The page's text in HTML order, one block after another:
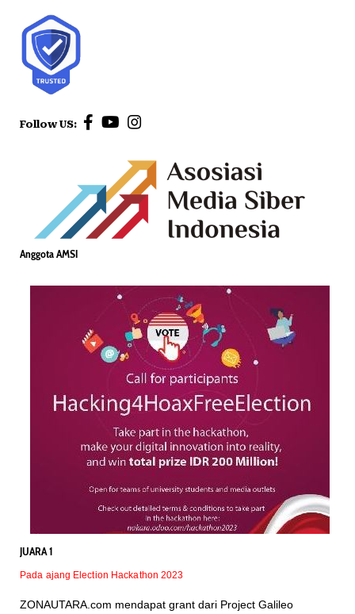
Follow US:
Anggota AMSI
JUARA 1
Pada ajang Election Hackathon 2023
ZONAUTARA.com mendapat grant dari Project Galileo